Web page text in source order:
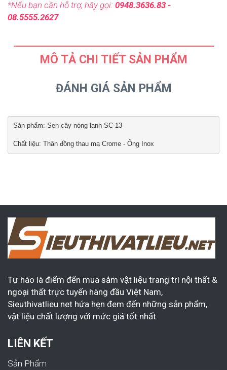
*Nếu bạn cần hỗ trợ, hãy gọi: 0948.3636.83 -
08.5555.2627
MÔ TẢ CHI TIẾT SẢN PHẨM
ĐÁNH GIÁ SẢN PHẨM
Sản phẩm: Sen cây nóng lạnh SC-13
Chất liệu: Thân đồng thau mạ Crome - Ống Inox
Tự hào là điểm đến mua sắm vật liệu trang trí nội thất &
ngoại thất trực tuyến hàng đầu Việt Nam,
Sieuthivatlieu.net hứa hẹn đem đến những sản phẩm,
vật liệu chất lượng với mức giá tốt nhất
LIÊN KẾT
Sản Phẩm